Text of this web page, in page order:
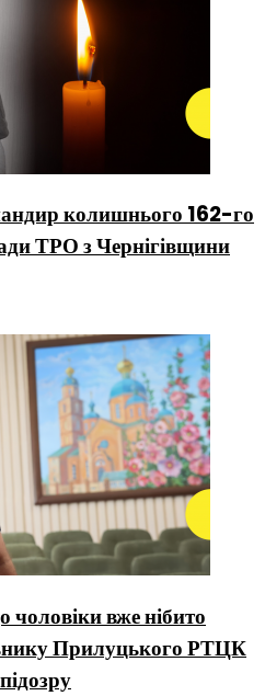
колишнього 162-го
ТРО з Чернігівщини
чоловіки вже нібито
Прилуцького РТЦК